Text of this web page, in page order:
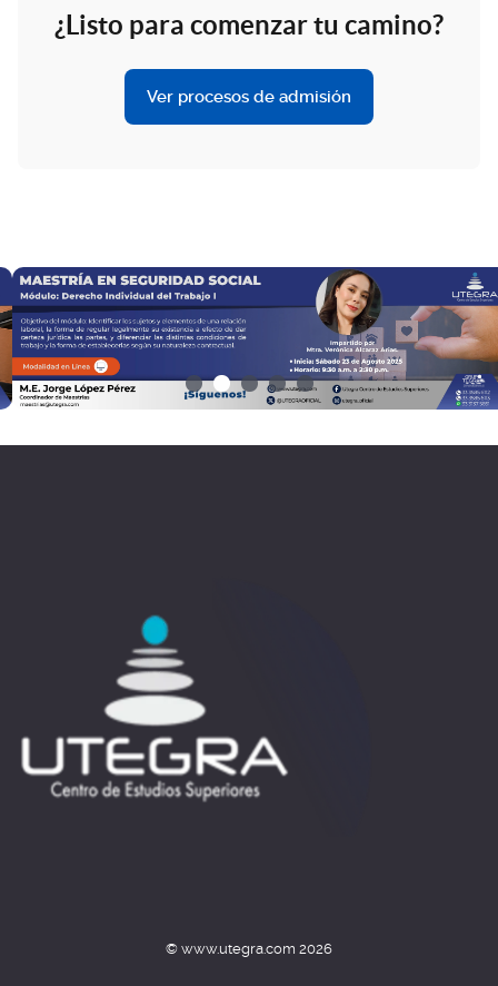
¿Listo para comenzar tu camino?
Ver procesos de admisión
© www.utegra.com 2026